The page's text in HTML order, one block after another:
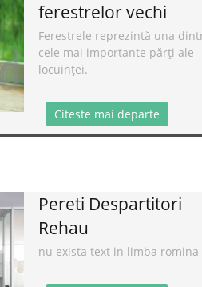
ferestrelor vechi
Ferestrele reprezintă una
cele mai importante părți ale
locuinței.
Citeste mai departe
Pereti Despartitori
Rehau
nu exista text in limba romina